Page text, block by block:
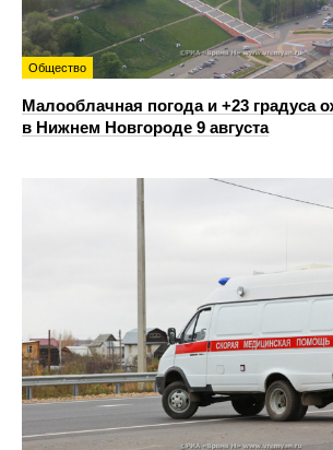
Общество
Малооблачная погода и +23 градуса
в Нижнем Новгороде 9 августа